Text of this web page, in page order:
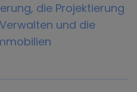
die Projektierung
und die